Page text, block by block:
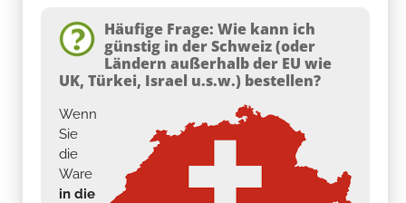
Häufige Frage: Wie kann ich
günstig in der Schweiz (oder
Ländern außerhalb der EU wie
UK, Türkei, Israel u.s.w.) bestellen?
Wenn
Sie
die
Ware
in die